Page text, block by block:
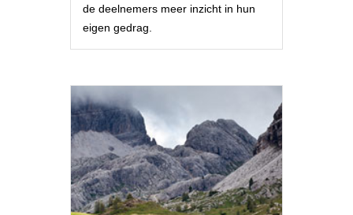
de deelnemers meer inzicht in hun
eigen gedrag.